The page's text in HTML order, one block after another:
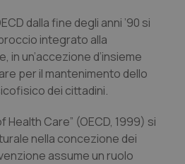
dalla fine degli anni ’90 si
integrato alla
in un’accezione d’insieme
per il mantenimento dello
dei cittadini.
Health Care” (OECD, 1999) si
nella concezione dei
assume un ruolo